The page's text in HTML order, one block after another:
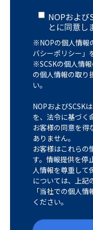
NOPおよび
とに同意し
※NOPの個人情報
バシーポリシー 」
※SCSKの個人情
の個人情報の取り
い。
NOPおよびSCSK
を、法令に基づく
お客様の同意を得
ありません。
お客様はこれらの
す。情報提供を停
人情報を尊重して
については、上記
「当社での個人
ください。